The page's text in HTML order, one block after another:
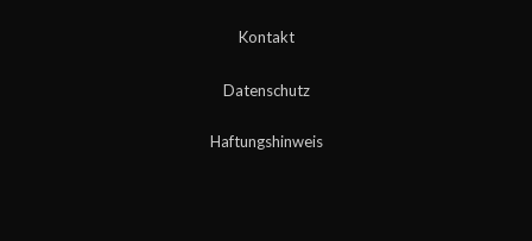
Kontakt
Datenschutz
Haftungshinweis